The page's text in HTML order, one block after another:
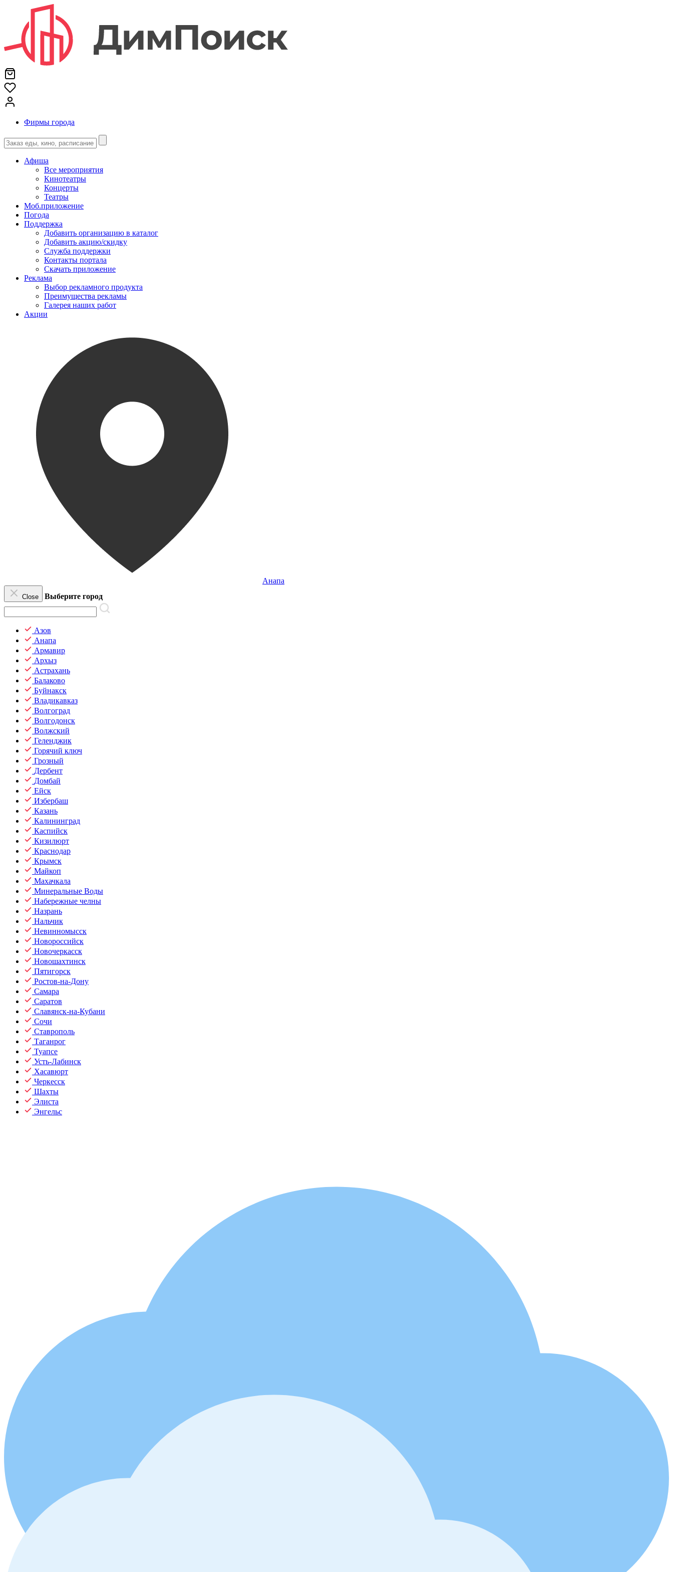
Фирмы города
Афиша
Все мероприятия
Кинотеатры
Концерты
Театры
Моб.приложение
Погода
Поддержка
Добавить организацию в каталог
Добавить акцию/скидку
Служба поддержки
Контакты портала
Скачать приложение
Реклама
Выбор рекламного продукта
Преимущества рекламы
Галерея наших работ
Акции
Анапа
Close Выберите город
Азов
Анапа
Армавир
Архыз
Астрахань
Балаково
Буйнакск
Владикавказ
Волгоград
Волгодонск
Волжский
Геленджик
Горячий ключ
Грозный
Дербент
Домбай
Ейск
Избербаш
Казань
Калининград
Каспийск
Кизилюрт
Краснодар
Крымск
Майкоп
Махачкала
Минеральные Воды
Набережные челны
Назрань
Нальчик
Невинномысск
Новороссийск
Новочеркасск
Новошахтинск
Пятигорск
Ростов-на-Дону
Самара
Саратов
Славянск-на-Кубани
Сочи
Ставрополь
Таганрог
Туапсе
Усть-Лабинск
Хасавюрт
Черкесск
Шахты
Элиста
Энгельс